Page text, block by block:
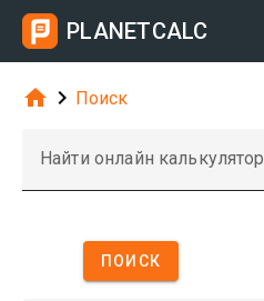
PLANETCALC
  Поиск
Найти онлайн калькулятор
ПОИСК